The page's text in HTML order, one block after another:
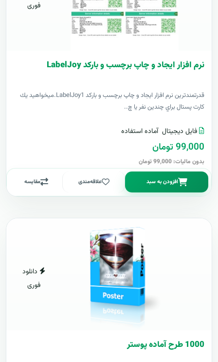
فوری
نرم افزار ایجاد و چاپ برچسب و بارکد LabelJoy
قدرتمندترين نرم افزار ایجاد و چاپ برچسب و بارکد LabelJoy1.ميخواهيد يك
كارت پستال براي چندين نفر يا چ..
فایل دیجیتال آماده استفاده
99,000 تومان
بدون مالیات: 99,000 تومان
افزودن به سبد علاقه‌مندی مقایسه
دانلود
فوری
1000 طرح آماده پوستر